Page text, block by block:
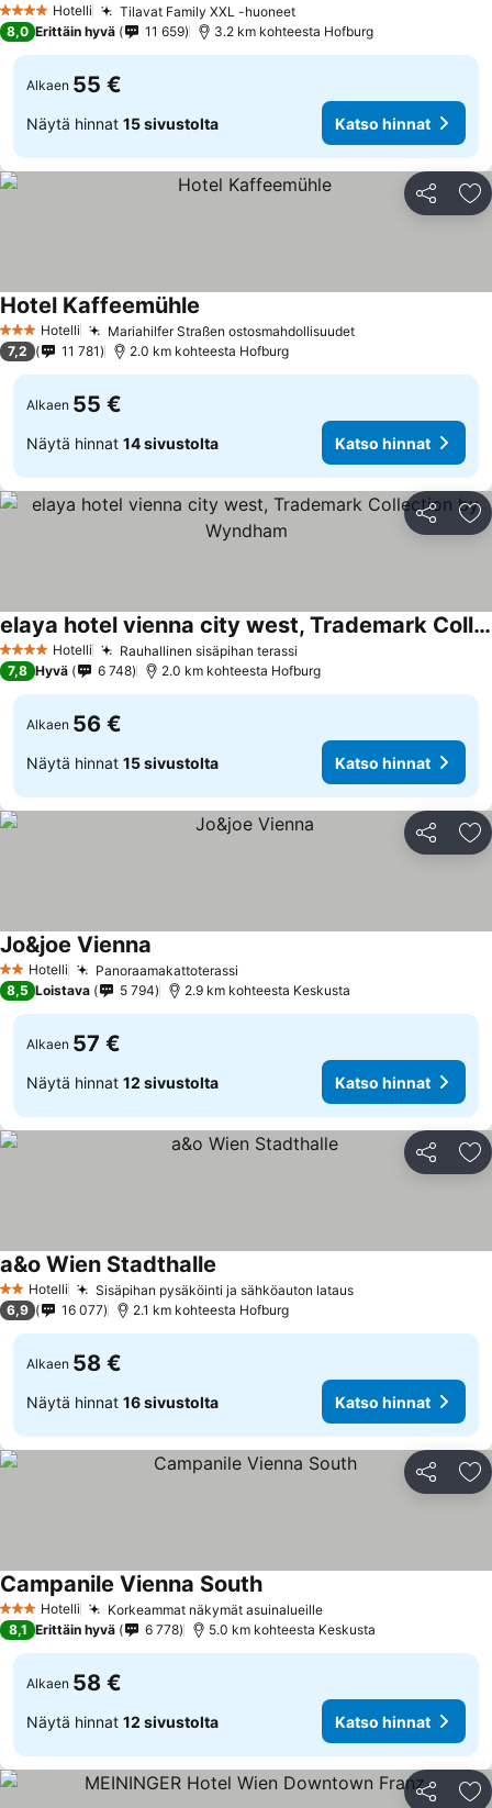
4 Tähtiluokitus
Hotelli Tilavat Family XXL -huoneet
8,0 Erittäin hyvä 11 659 3.2 km kohteesta Hofburg
Alkaen 55 €
Näytä hinnat 15 sivustolta Katso hinnat
Jaa
3 Tähtiluokitus
Hotelli Mariahilfer Straßen ostosmahdollisuudet
Hotel Kaffeemühle
7,2 11 781 2.0 km kohteesta Hofburg
Alkaen 55 €
Näytä hinnat 14 sivustolta Katso hinnat
Jaa
4 Tähtiluokitus
Hotelli Rauhallinen sisäpihan terassi
elaya hotel vienna city west, Trademark Collection by Wyndham
7,8 Hyvä 6 748 2.0 km kohteesta Hofburg
Alkaen 56 €
Näytä hinnat 15 sivustolta Katso hinnat
Jaa
2 Tähtiluokitus
Hotelli Panoraamakattoterassi
Jo&joe Vienna
8,5 Loistava 5 794 2.9 km kohteesta Keskusta
Alkaen 57 €
Näytä hinnat 12 sivustolta Katso hinnat
Jaa
2 Tähtiluokitus
Hotelli Sisäpihan pysäköinti ja sähköauton lataus
a&o Wien Stadthalle
6,9 16 077 2.1 km kohteesta Hofburg
Alkaen 58 €
Näytä hinnat 16 sivustolta Katso hinnat
Jaa
3 Tähtiluokitus
Hotelli Korkeammat näkymät asuinalueille
Campanile Vienna South
8,1 Erittäin hyvä 6 778 5.0 km kohteesta Keskusta
Alkaen 58 €
Näytä hinnat 12 sivustolta Katso hinnat
Jaa